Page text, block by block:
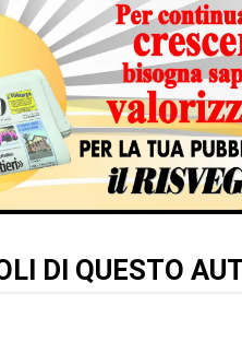
DI QUESTO